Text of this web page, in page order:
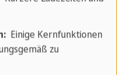
Parque
beliebter Treffpunkt
ist. In der
Museen, wie
Einige Kernfunktionen
zu